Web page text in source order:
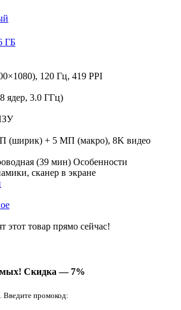
ГБ
120 Гц, 419 PPI
ядер, 3.0 ГГц)
(ширик) + 5 МП (макро), 8K видео
(39 мин) Особенности
сканер в экране
этот товар прямо сейчас!
Скидка — 7%
Введите промокод: